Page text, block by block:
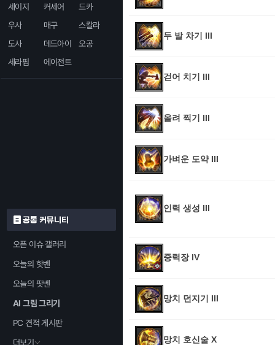
세이지
커세어
드카
우사
매구
스칼라
도사
데드아이
오공
세라핌
에이전트
공통 커뮤니티
오픈 이슈 갤러리
오늘의 핫벤
오늘의 팟벤
AI 그림 그리기
PC 견적 게시판
더보기
두 발 차기 III
걷어 치기 III
올려 찍기 III
가벼운 도약 III
인력 생성 III
중력장 IV
망치 던지기 III
망치 호신술 X